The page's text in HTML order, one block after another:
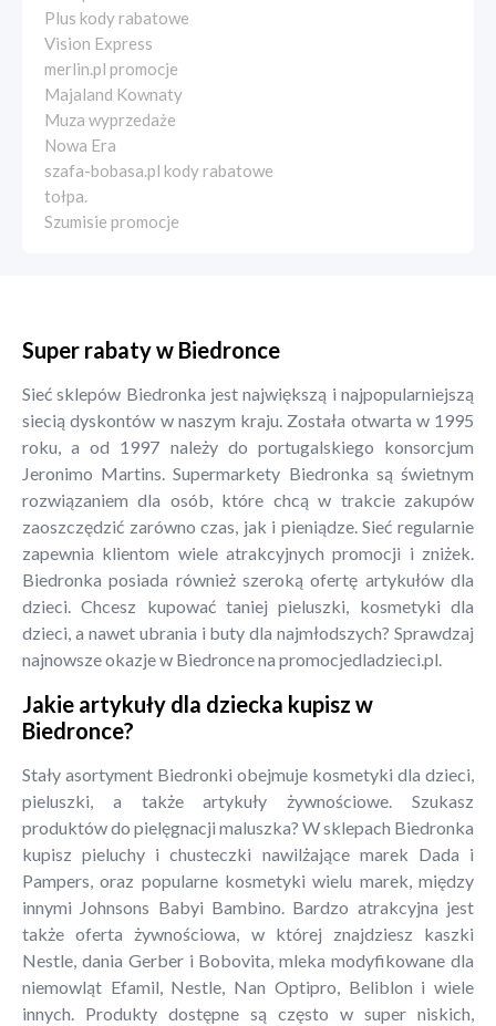
Plus kody rabatowe
Vision Express
merlin.pl promocje
Majaland Kownaty
Muza wyprzedaże
Nowa Era
szafa-bobasa.pl kody rabatowe
tołpa.
Szumisie promocje
Super rabaty w Biedronce
Sieć sklepów Biedronka jest największą i najpopularniejszą
siecią dyskontów w naszym kraju. Została otwarta w 1995
roku, a od 1997 należy do portugalskiego konsorcjum
Jeronimo Martins. Supermarkety Biedronka są świetnym
rozwiązaniem dla osób, które chcą w trakcie zakupów
zaoszczędzić zarówno czas, jak i pieniądze. Sieć regularnie
zapewnia klientom wiele atrakcyjnych promocji i zniżek.
Biedronka posiada również szeroką ofertę artykułów dla
dzieci. Chcesz kupować taniej pieluszki, kosmetyki dla
dzieci, a nawet ubrania i buty dla najmłodszych? Sprawdzaj
najnowsze okazje w Biedronce na promocjedladzieci.pl.
Jakie artykuły dla dziecka kupisz w
Biedronce?
Stały asortyment Biedronki obejmuje kosmetyki dla dzieci,
pieluszki, a także artykuły żywnościowe. Szukasz
produktów do pielęgnacji maluszka? W sklepach Biedronka
kupisz pieluchy i chusteczki nawilżające marek Dada i
Pampers, oraz popularne kosmetyki wielu marek, między
innymi Johnsons Babyi Bambino. Bardzo atrakcyjna jest
także oferta żywnościowa, w której znajdziesz kaszki
Nestle, dania Gerber i Bobovita, mleka modyfikowane dla
niemowląt Efamil, Nestle, Nan Optipro, Beliblon i wiele
innych. Produkty dostępne są często w super niskich,